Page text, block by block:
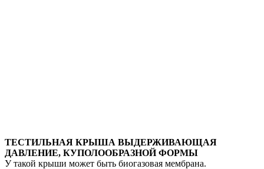
ТЕСТИЛЬНАЯ КРЫША ВЫДЕРЖИВАЮЩАЯ
ДАВЛЕНИЕ, КУПОЛООБРАЗНОЙ ФОРМЫ
У такой крыши может быть биогазовая мембрана.